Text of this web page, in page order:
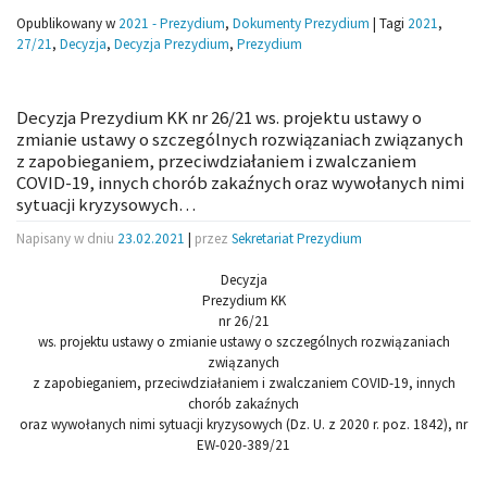
Opublikowany w 2021 - Prezydium, Dokumenty Prezydium | Tagi 2021,
27/21, Decyzja, Decyzja Prezydium, Prezydium
Decyzja Prezydium KK nr 26/21 ws. projektu ustawy o
zmianie ustawy o szczególnych rozwiązaniach związanych
z zapobieganiem, przeciwdziałaniem i zwalczaniem
COVID-19, innych chorób zakaźnych oraz wywołanych nimi
sytuacji kryzysowych…
Napisany w dniu 23.02.2021 | przez Sekretariat Prezydium
Decyzja
Prezydium KK
nr 26/21
ws. projektu ustawy o zmianie ustawy o szczególnych rozwiązaniach
związanych
z zapobieganiem, przeciwdziałaniem i zwalczaniem COVID-19, innych
chorób zakaźnych
oraz wywołanych nimi sytuacji kryzysowych (Dz. U. z 2020 r. poz. 1842), nr
EW-020-389/21